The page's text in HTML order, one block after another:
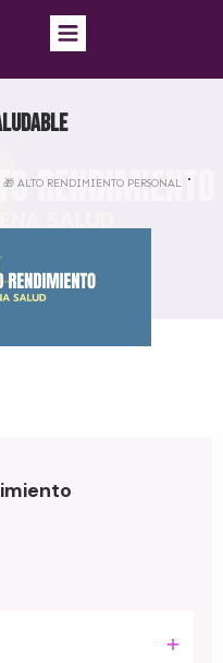
🎁 ALTO RENDIMIENTO PERSONAL